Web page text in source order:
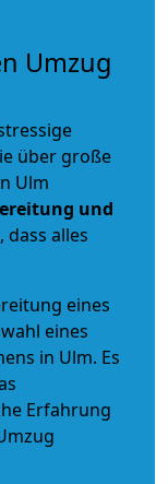
Umzug
über große
Ulm
und
dass alles
eines
eines
in Ulm. Es
Erfahrung